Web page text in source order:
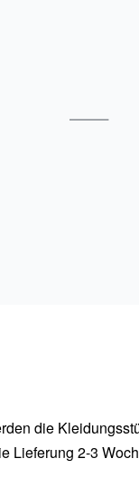
die
Lieferung 2-3